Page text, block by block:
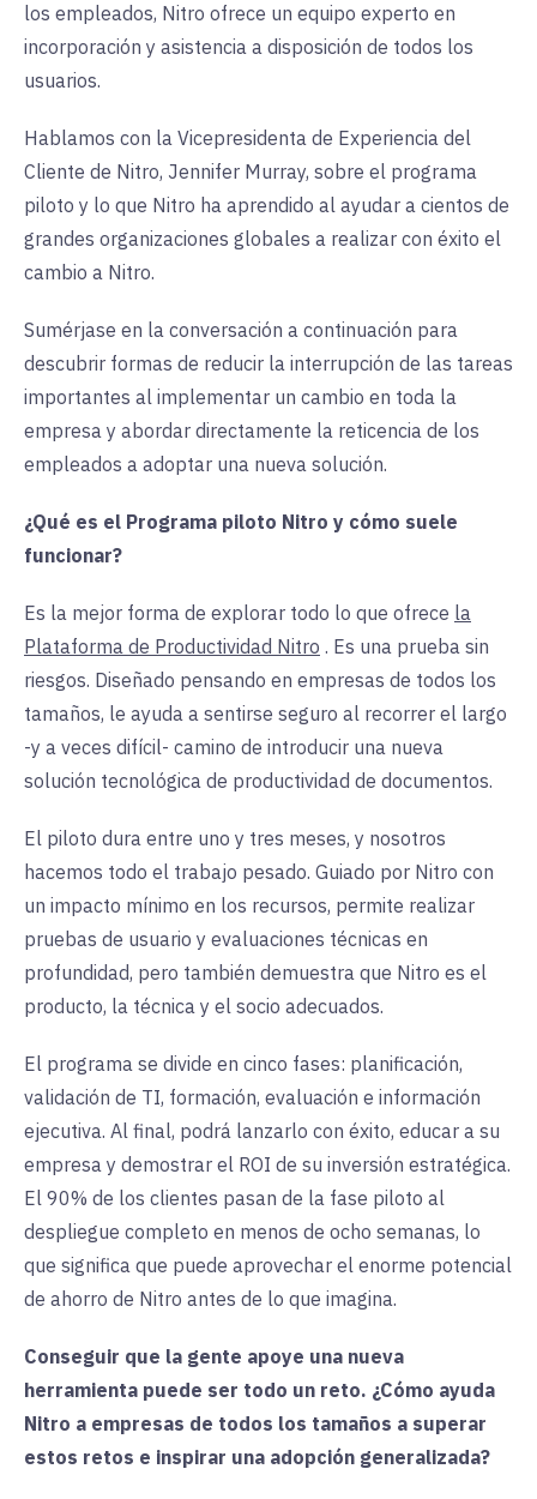
los empleados, Nitro ofrece un equipo experto en
incorporación y asistencia a disposición de todos los
usuarios.
Hablamos con la Vicepresidenta de Experiencia del
Cliente de Nitro, Jennifer Murray, sobre el programa
piloto y lo que Nitro ha aprendido al ayudar a cientos de
grandes organizaciones globales a realizar con éxito el
cambio a Nitro.
Sumérjase en la conversación a continuación para
descubrir formas de reducir la interrupción de las tareas
importantes al implementar un cambio en toda la
empresa y abordar directamente la reticencia de los
empleados a adoptar una nueva solución.
¿Qué es el Programa piloto Nitro y cómo suele
funcionar?
Es la mejor forma de explorar todo lo que ofrece la
Plataforma de Productividad Nitro . Es una prueba sin
riesgos. Diseñado pensando en empresas de todos los
tamaños, le ayuda a sentirse seguro al recorrer el largo
-y a veces difícil- camino de introducir una nueva
solución tecnológica de productividad de documentos.
El piloto dura entre uno y tres meses, y nosotros
hacemos todo el trabajo pesado. Guiado por Nitro con
un impacto mínimo en los recursos, permite realizar
pruebas de usuario y evaluaciones técnicas en
profundidad, pero también demuestra que Nitro es el
producto, la técnica y el socio adecuados.
El programa se divide en cinco fases: planificación,
validación de TI, formación, evaluación e información
ejecutiva. Al final, podrá lanzarlo con éxito, educar a su
empresa y demostrar el ROI de su inversión estratégica.
El 90% de los clientes pasan de la fase piloto al
despliegue completo en menos de ocho semanas, lo
que significa que puede aprovechar el enorme potencial
de ahorro de Nitro antes de lo que imagina.
Conseguir que la gente apoye una nueva
herramienta puede ser todo un reto. ¿Cómo ayuda
Nitro a empresas de todos los tamaños a superar
estos retos e inspirar una adopción generalizada?